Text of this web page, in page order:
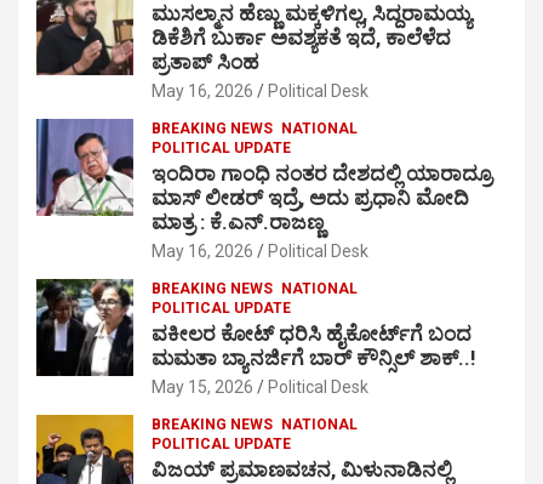
ಮುಸಲ್ಮಾನ ಹೆಣ್ಣು ಮಕ್ಕಳಿಗಲ್ಲ, ಸಿದ್ದರಾಮಯ್ಯ
ಡಿಕೆಶಿಗೆ ಬುರ್ಕಾ ಅವಶ್ಯಕತೆ ಇದೆ, ಕಾಲೆಳೆದ
ಪ್ರತಾಪ್ ಸಿಂಹ
May 16, 2026 Political Desk
BREAKING NEWS
NATIONAL
POLITICAL UPDATE
ಇಂದಿರಾ ಗಾಂಧಿ ನಂತರ ದೇಶದಲ್ಲಿ ಯಾರಾದ್ರೂ
ಮಾಸ್ ಲೀಡರ್ ಇದ್ರೆ, ಅದು ಪ್ರಧಾನಿ ಮೋದಿ
ಮಾತ್ರ : ಕೆ.ಎನ್.ರಾಜಣ್ಣ
May 16, 2026 Political Desk
BREAKING NEWS
NATIONAL
POLITICAL UPDATE
ವಕೀಲರ ಕೋಟ್ ಧರಿಸಿ ಹೈಕೋರ್ಟ್​ಗೆ ಬಂದ
ಮಮತಾ ಬ್ಯಾನರ್ಜಿಗೆ ಬಾರ್ ಕೌನ್ಸಿಲ್ ಶಾಕ್..!
May 15, 2026 Political Desk
BREAKING NEWS
NATIONAL
POLITICAL UPDATE
ವಿಜಯ್ ಪ್ರಮಾಣವಚನ, ಮಿಳುನಾಡಿನಲ್ಲಿ